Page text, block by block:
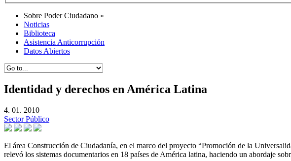
Sobre Poder Ciudadano »
Noticias
Biblioteca
Asistencia Anticorrupción
Datos Abiertos
Identidad y derechos en América Latina
4. 01. 2010
Sector Público
El área Construcción de Ciudadanía, en el marco del proyecto “Promoción de la
relevó los sistemas documentarios en 18 países de América latina, haciendo un abordaje